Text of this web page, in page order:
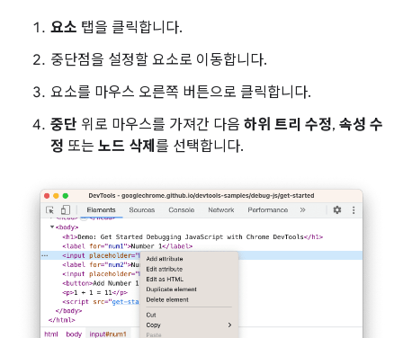
요소 탭을 클릭합니다.
중단점을 설정할 요소로 이동합니다.
요소를 마우스 오른쪽 버튼으로 클릭합니다.
중단 위로 마우스를 가져간 다음 하위 트리 수정, 속성 수
정 또는 노드 삭제 를 선택합니다.